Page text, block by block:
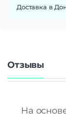
Доставка в
Отзывы
На